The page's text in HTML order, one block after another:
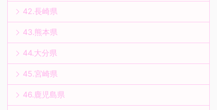
42.長崎県
43.熊本県
44.大分県
45.宮崎県
46.鹿児島県